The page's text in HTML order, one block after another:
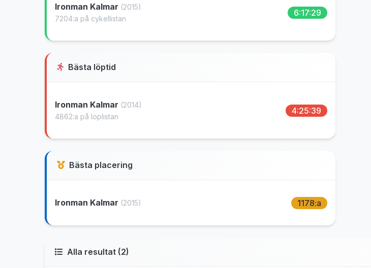
Ironman Kalmar (2015)
7204:a på cykellistan
6:17:29
Bästa löptid
Ironman Kalmar (2014)
4862:a på löplistan
4:25:39
Bästa placering
Ironman Kalmar (2015) 1178:a
Alla resultat (2)